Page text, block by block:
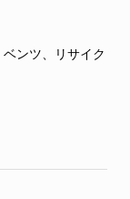
ンツ、リサイク